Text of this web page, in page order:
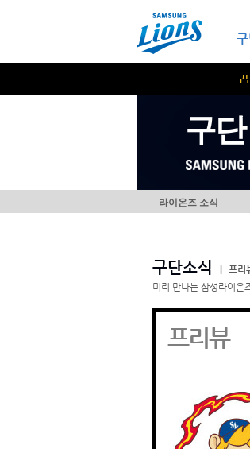
구
구단
라이온즈 소식
구단소식
프리
미리 만나는 삼성라이온
프리뷰